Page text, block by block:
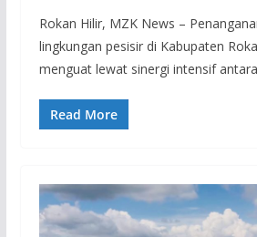
Rokan Hilir, MZK News –
lingkungan pesisir di Kabupaten
menguat lewat sinergi intensif antara
Read More